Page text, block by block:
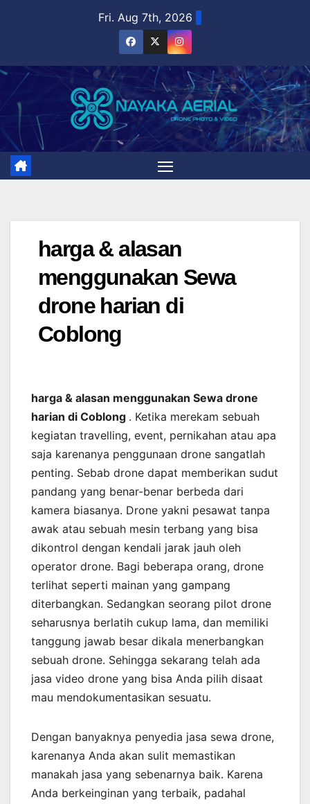
Fri. Aug 7th, 2026
harga & alasan
menggunakan Sewa
drone harian di
Coblong
harga & alasan menggunakan Sewa drone
harian di Coblong . Ketika merekam sebuah
kegiatan travelling, event, pernikahan atau apa
saja karenanya penggunaan drone sangatlah
penting. Sebab drone dapat memberikan sudut
pandang yang benar-benar berbeda dari
kamera biasanya. Drone yakni pesawat tanpa
awak atau sebuah mesin terbang yang bisa
dikontrol dengan kendali jarak jauh oleh
operator drone. Bagi beberapa orang, drone
terlihat seperti mainan yang gampang
diterbangkan. Sedangkan seorang pilot drone
seharusnya berlatih cukup lama, dan memiliki
tanggung jawab besar dikala menerbangkan
sebuah drone. Sehingga sekarang telah ada
jasa video drone yang bisa Anda pilih disaat
mau mendokumentasikan sesuatu.
Dengan banyaknya penyedia jasa sewa drone,
karenanya Anda akan sulit memastikan
manakah jasa yang sebenarnya baik. Karena
Anda berkeinginan yang terbaik, padahal